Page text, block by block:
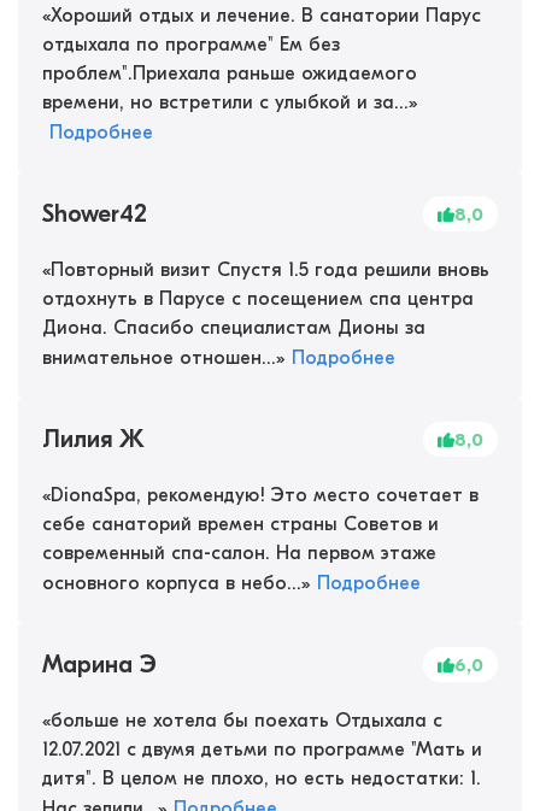
«Хороший отдых и лечение. В санатории Парус
отдыхала по программе" Ем без
проблем".Приехала раньше ожидаемого
времени, но встретили с улыбкой и за...»
Подробнее
Shower42 8,0
«Повторный визит Спустя 1.5 года решили вновь
отдохнуть в Парусе с посещением спа центра
Диона. Спасибо специалистам Дионы за
внимательное отношен...» Подробнее
Лилия Ж 8,0
«DionaSpa, рекомендую! Это место сочетает в
себе санаторий времен страны Советов и
современный спа-салон. На первом этаже
основного корпуса в небо...» Подробнее
Марина Э 6,0
«больше не хотела бы поехать Отдыхала с
12.07.2021 с двумя детьми по программе "Мать и
дитя". В целом не плохо, но есть недостатки: 1.